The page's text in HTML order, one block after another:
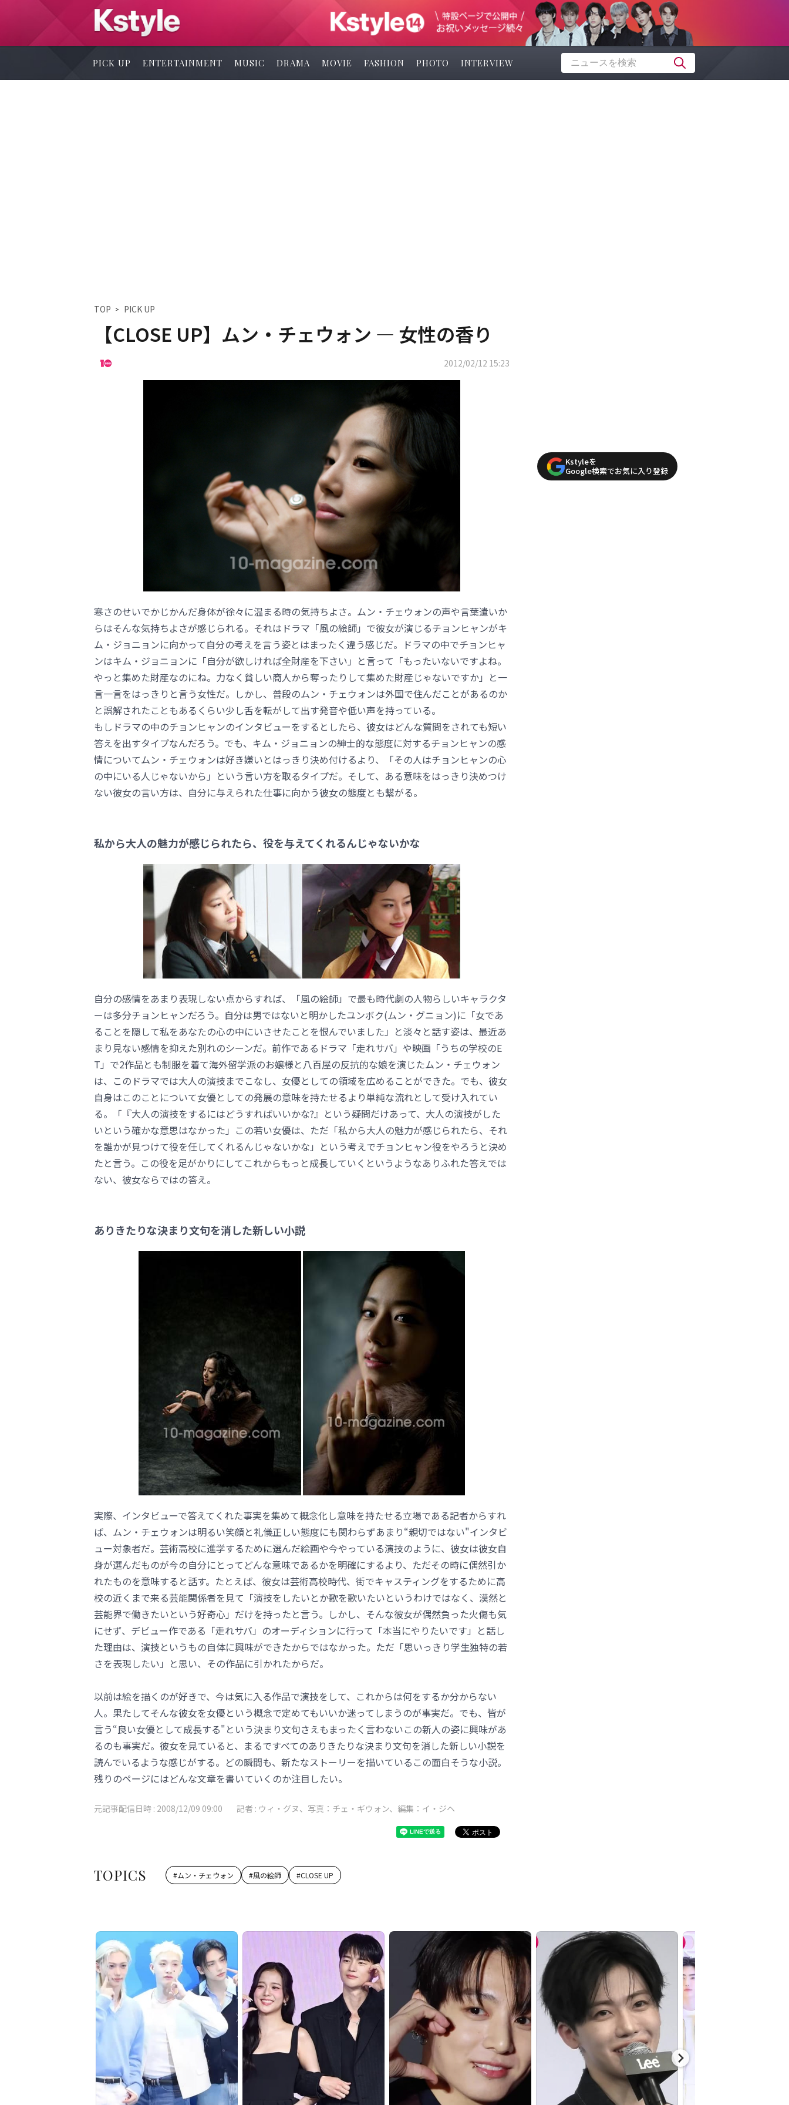
PICK UP ENTERTAINMENT MUSIC DRAMA MOVIE FASHION PHOTO INTERVIEW
TOP PICK UP
【CLOSE UP】ムン・チェウォン ― 女性の香り
2012/02/12 15:23
寒さのせいでかじかんだ身体が徐々に温まる時の気持ちよさ。ムン・チェウォンの声や言葉遣いか
らはそんな気持ちよさが感じられる。それはドラマ「風の絵師」で彼女が演じるチョンヒャンがキ
ム・ジョニョンに向かって自分の考えを言う姿とはまったく違う感じだ。ドラマの中でチョンヒャ
ンはキム・ジョニョンに「自分が欲しければ全財産を下さい」と言って「もったいないですよね。
やっと集めた財産なのにね。力なく貧しい商人から奪ったりして集めた財産じゃないですか」と一
言一言をはっきりと言う女性だ。しかし、普段のムン・チェウォンは外国で住んだことがあるのか
と誤解されたこともあるくらい少し舌を転がして出す発音や低い声を持っている。
もしドラマの中のチョンヒャンのインタビューをするとしたら、彼女はどんな質問をされても短い
答えを出すタイプなんだろう。でも、キム・ジョニョンの紳士的な態度に対するチョンヒャンの感
情についてムン・チェウォンは好き嫌いとはっきり決め付けるより、「その人はチョンヒャンの心
の中にいる人じゃないから」という言い方を取るタイプだ。そして、ある意味をはっきり決めつけ
ない彼女の言い方は、自分に与えられた仕事に向かう彼女の態度とも繋がる。
私から大人の魅力が感じられたら、役を与えてくれるんじゃないかな
自分の感情をあまり表現しない点からすれば、「風の絵師」で最も時代劇の人物らしいキャラクタ
ーは多分チョンヒャンだろう。自分は男ではないと明かしたユンボク(ムン・グニョン)に「女であ
ることを隠して私をあなたの心の中にいさせたことを恨んでいました」と淡々と話す姿は、最近あ
まり見ない感情を抑えた別れのシーンだ。前作であるドラマ「走れサバ」や映画「うちの学校のE
T」で2作品とも制服を着て海外留学派のお嬢様と八百屋の反抗的な娘を演じたムン・チェウォン
は、このドラマでは大人の演技までこなし、女優としての領域を広めることができた。でも、彼女
自身はこのことについて女優としての発展の意味を持たせるより単純な流れとして受け入れてい
る。「『大人の演技をするにはどうすればいいかな?』という疑問だけあって、大人の演技がした
いという確かな意思はなかった」この若い女優は、ただ「私から大人の魅力が感じられたら、それ
を誰かが見つけて役を任してくれるんじゃないかな」という考えでチョンヒャン役をやろうと決め
たと言う。この役を足がかりにしてこれからもっと成長していくというようなありふれた答えでは
ない、彼女ならではの答え。
ありきたりな決まり文句を消した新しい小説
実際、インタビューで答えてくれた事実を集めて概念化し意味を持たせる立場である記者からすれ
ば、ムン・チェウォンは明るい笑顔と礼儀正しい態度にも関わらずあまり“親切ではない"インタビ
ュー対象者だ。芸術高校に進学するために選んだ絵画や今やっている演技のように、彼女は彼女自
身が選んだものが今の自分にとってどんな意味であるかを明確にするより、ただその時に偶然引か
れたものを意味すると話す。たとえば、彼女は芸術高校時代、街でキャスティングをするために高
校の近くまで来る芸能関係者を見て「演技をしたいとか歌を歌いたいというわけではなく、漠然と
芸能界で働きたいという好奇心」だけを持ったと言う。しかし、そんな彼女が偶然負った火傷も気
にせず、デビュー作である「走れサバ」のオーディションに行って「本当にやりたいです」と話し
た理由は、演技というもの自体に興味ができたからではなかった。ただ「思いっきり学生独特の若
さを表現したい」と思い、その作品に引かれたからだ。
以前は絵を描くのが好きで、今は気に入る作品で演技をして、これからは何をするか分からない
人。果たしてそんな彼女を女優という概念で定めてもいいか迷ってしまうのが事実だ。でも、皆が
言う“良い女優として成長する"という決まり文句さえもまったく言わないこの新人の姿に興味があ
るのも事実だ。彼女を見ていると、まるですべてのありきたりな決まり文句を消した新しい小説を
読んでいるような感じがする。どの瞬間も、新たなストーリーを描いているこの面白そうな小説。
残りのページにはどんな文章を書いていくのか注目したい。
元記事配信日時 : 2008/12/09 09:00 記者 : ウィ・グヌ、写真：チェ・ギウォン、編集：イ・ジヘ
TOPICS #ムン・チェウォン #風の絵師 #CLOSE UP
Kstyleを
Google検索でお気に入り登録